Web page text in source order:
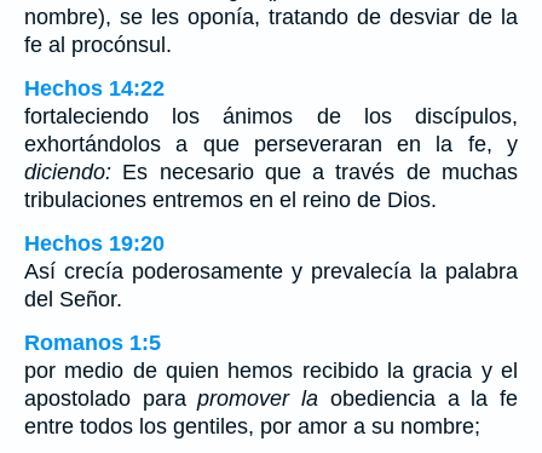
nombre), se les oponía, tratando de desviar de la
fe al procónsul.
Hechos 14:22
fortaleciendo los ánimos de los discípulos,
exhortándolos a que perseveraran en la fe, y
diciendo: Es necesario que a través de muchas
tribulaciones entremos en el reino de Dios.
Hechos 19:20
Así crecía poderosamente y prevalecía la palabra
del Señor.
Romanos 1:5
por medio de quien hemos recibido la gracia y el
apostolado parapromover la obediencia a la fe
entre todos los gentiles, por amor a su nombre;